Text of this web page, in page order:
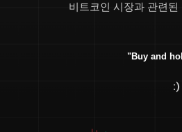
비트코인 시장과 관련
"Buy and
:)